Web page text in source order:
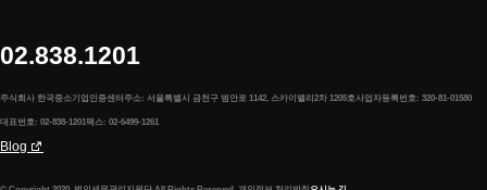
02.838.1201
주식회사 한국중소기업인증센터 주소: 서울특별시 금천구 범안로 1142, 스카이밸리2차 1205호사업자등록번호: 320-81-01580
대표번호: 02-838-1201팩스: 02-6499-1261
Blog